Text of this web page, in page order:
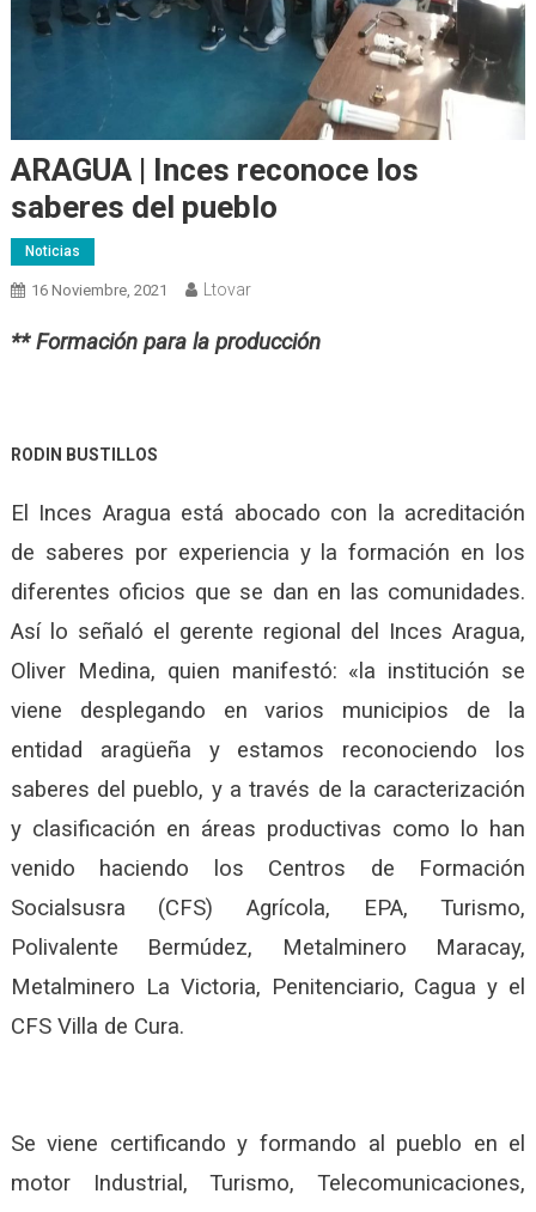
ARAGUA | Inces reconoce los
saberes del pueblo
Noticias
16 Noviembre, 2021 Ltovar
** Formación para la producción
RODIN BUSTILLOS
El Inces Aragua está abocado con la acreditación
de saberes por experiencia y la formación en los
diferentes oficios que se dan en las comunidades.
Así lo señaló el gerente regional del Inces Aragua,
Oliver Medina, quien manifestó: «la institución se
viene desplegando en varios municipios de la
entidad aragüeña y estamos reconociendo los
saberes del pueblo, y a través de la caracterización
y clasificación en áreas productivas como lo han
venido haciendo los Centros de Formación
Socialsusra (CFS) Agrícola, EPA, Turismo,
Polivalente Bermúdez, Metalminero Maracay,
Metalminero La Victoria, Penitenciario, Cagua y el
CFS Villa de Cura.
Se viene certificando y formando al pueblo en el
motor Industrial, Turismo, Telecomunicaciones,